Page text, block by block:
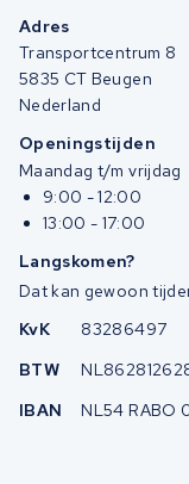
Adres
Transportcentrum 8
5835 CT Beugen
Nederland
Openingstijden
Maandag t/m vrijdag
9:00 - 12:00
13:00 - 17:00
Langskomen?
Dat kan gewoon
KvK
83286497
BTW
IBAN
NL54 RABO